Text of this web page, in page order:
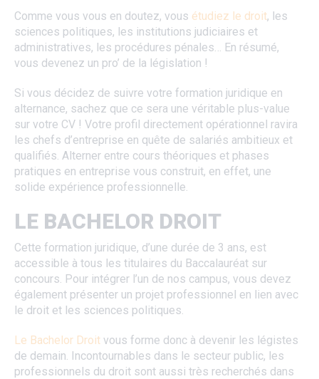
Comme vous vous en doutez, vous étudiez le droit, les
sciences politiques, les institutions judiciaires et
administratives, les procédures pénales… En résumé,
vous devenez un pro’ de la législation !
Si vous décidez de suivre votre formation juridique en
alternance, sachez que ce sera une véritable plus-value
sur votre CV ! Votre profil directement opérationnel ravira
les chefs d’entreprise en quête de salariés ambitieux et
qualifiés. Alterner entre cours théoriques et phases
pratiques en entreprise vous construit, en effet, une
solide expérience professionnelle.
LE BACHELOR DROIT
Cette formation juridique, d’une durée de 3 ans, est
accessible à tous les titulaires du Baccalauréat sur
concours. Pour intégrer l’un de nos campus, vous devez
également présenter un projet professionnel en lien avec
le droit et les sciences politiques.
Le Bachelor Droit vous forme donc à devenir les légistes
de demain. Incontournables dans le secteur public, les
professionnels du droit sont aussi très recherchés dans